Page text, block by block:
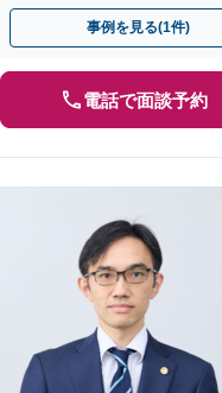
い」等疑問を感じたらご相談
事例を見る(1件)
電話で面談予約